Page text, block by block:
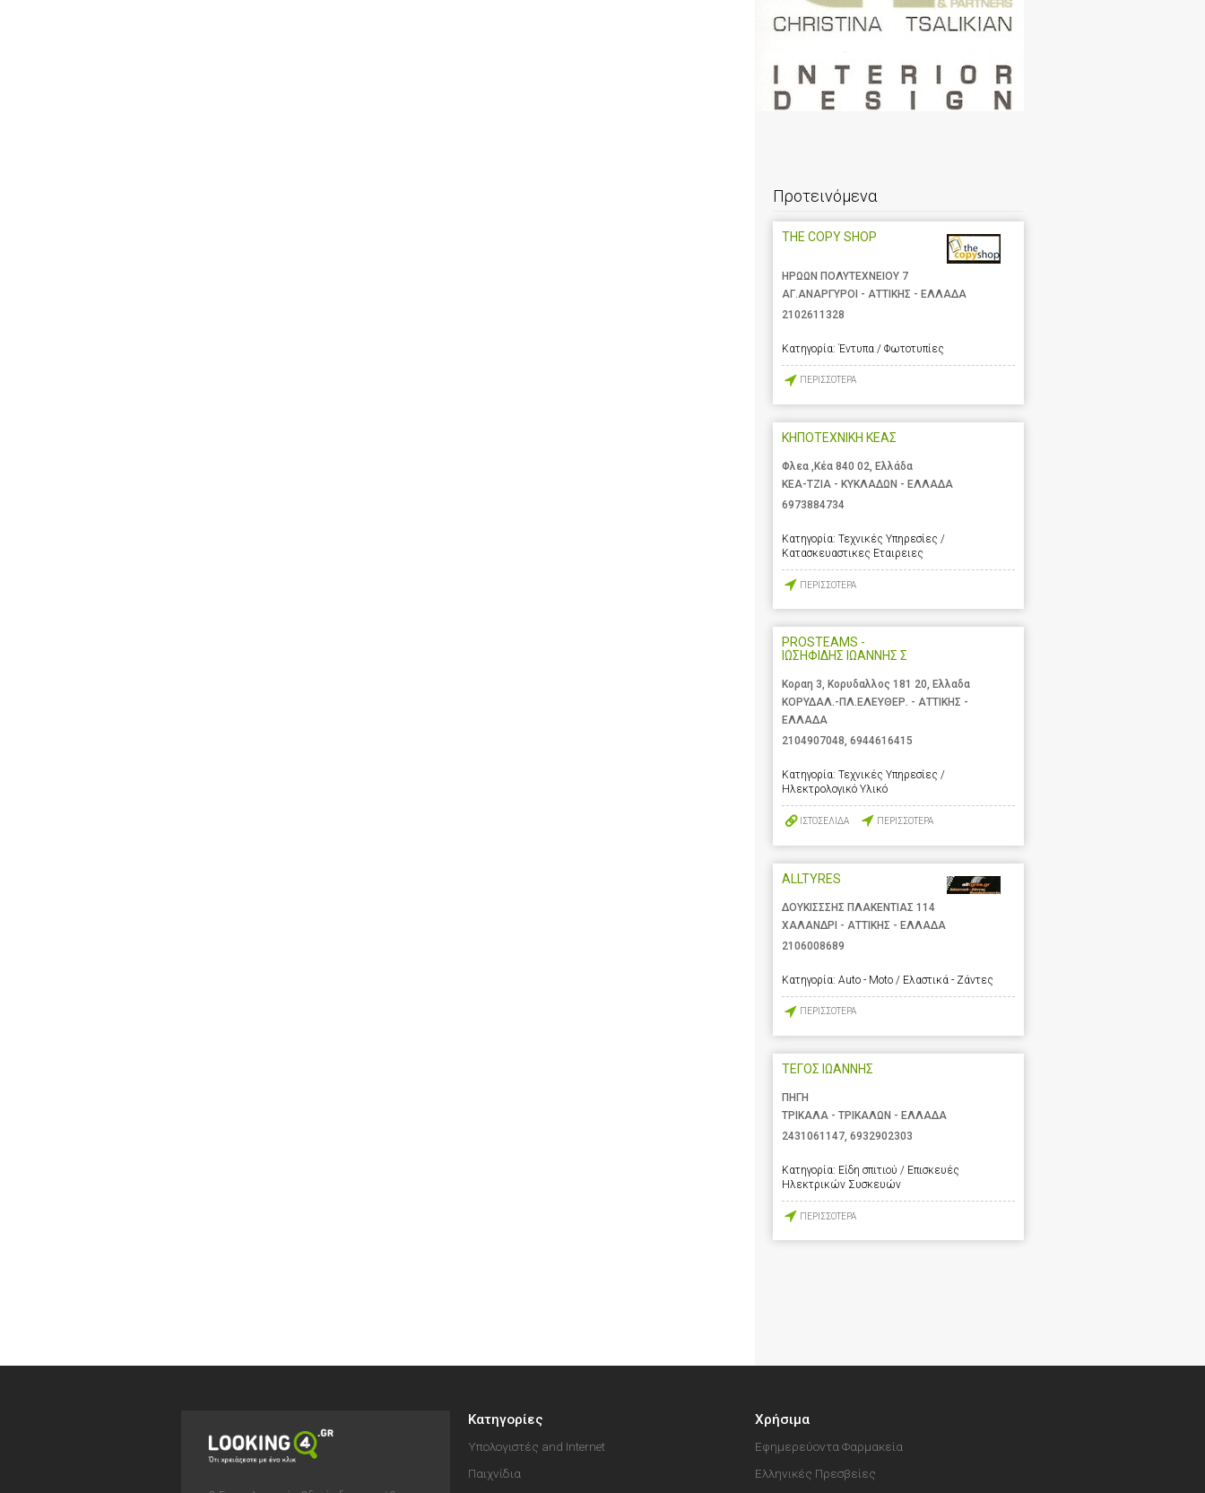
Προτεινόμενα
THE COPY SHOP
ΗΡΩΩΝ ΠΟΛΥΤΕΧΝΕΙΟΥ 7
ΑΓ.ΑΝΑΡΓΥΡΟΙ - ΑΤΤΙΚΗΣ - ΕΛΛΑΔΑ
2102611328
Κατηγορία: Έντυπα / Φωτοτυπίες
ΠΕΡΙΣΣΟΤΕΡΑ
ΚΗΠΟΤΕΧΝΙΚΗ ΚΕΑΣ
Φλεα ,Κέα 840 02, Ελλάδα
ΚΕΑ-ΤΖΙΑ - ΚΥΚΛΑΔΩΝ - ΕΛΛΑΔΑ
6973884734
Κατηγορία: Τεχνικές Υπηρεσίες /
Κατασκευαστικες Εταιρειες
ΠΕΡΙΣΣΟΤΕΡΑ
PROSTEAMS -
ΙΩΣΗΦΙΔΗΣ ΙΩΑΝΝΗΣ Σ
Κοραη 3, Κορυδαλλος 181 20, Ελλαδα
ΚΟΡΥΔΑΛ.-ΠΛ.ΕΛΕΥΘΕΡ. - ΑΤΤΙΚΗΣ -
ΕΛΛΑΔΑ
2104907048, 6944616415
Κατηγορία: Τεχνικές Υπηρεσίες /
Ηλεκτρολογικό Υλικό
ΙΣΤΟΣΕΛΙΔΑ ΠΕΡΙΣΣΟΤΕΡΑ
ALLTYRES
ΔΟΥΚΙΣΣΣΗΣ ΠΛΑΚΕΝΤΙΑΣ 114
ΧΑΛΑΝΔΡΙ - ΑΤΤΙΚΗΣ - ΕΛΛΑΔΑ
2106008689
Κατηγορία: Auto - Moto / Ελαστικά - Ζάντες
ΠΕΡΙΣΣΟΤΕΡΑ
ΤΕΓΟΣ ΙΩΑΝΝΗΣ
ΠΗΓΗ
ΤΡΙΚΑΛΑ - ΤΡΙΚΑΛΩΝ - ΕΛΛΑΔΑ
2431061147, 6932902303
Κατηγορία: Είδη σπιτιού / Επισκευές
Ηλεκτρικών Συσκευών
ΠΕΡΙΣΣΟΤΕΡΑ
Κατηγορίες
Υπολογιστές and Internet
Παιχνίδια
Χρήσιμα
Εφημερεύοντα Φαρμακεία
Ελληνικές Πρεσβείες